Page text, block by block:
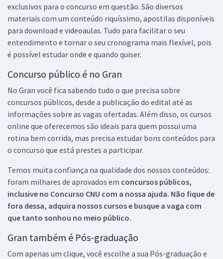
exclusivos para o concurso em questão. São diversos
materiais com um conteúdo riquíssimo, apostilas disponíveis
para download e videoaulas. Tudo para facilitar o seu
entendimento e tornar o seu cronograma mais flexível, pois
é possível estudar onde e quando quiser.
Concurso público é no Gran
No Gran você fica sabendo tudo o que precisa sobre
concursos públicos, desde a publicação do edital até as
informações sobre as vagas ofertadas. Além disso, os cursos
online que oferecemos são ideais para quem possui uma
rotina bem corrida, mas precisa estudar bons conteúdos para
o concurso que está prestes a participar.
Temos muita confiança na qualidade dos nossos conteúdos:
foram milhares de aprovados em concursos públicos,
inclusive no Concurso CNU com a nossa ajuda. Não fique de
fora dessa, adquira nossos cursos e busque a vaga com
que tanto sonhou no meio público.
Gran também é Pós-graduação
Com apenas um clique, você escolhe a sua Pós-graduação e